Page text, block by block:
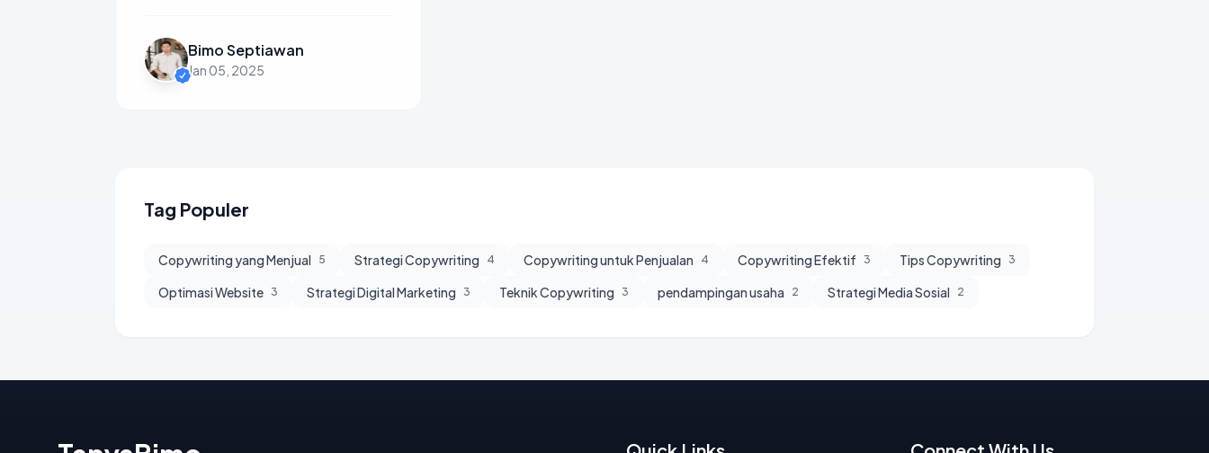
Bimo Septiawan
Jan 05, 2025
Tag Populer
Copywriting yang Menjual 5 Strategi Copywriting 4 Copywriting untuk Penjualan 4 Copywriting Efektif 3 Tips Copywriting 3
Optimasi Website 3 Strategi Digital Marketing 3 Teknik Copywriting 3 pendampingan usaha 2 Strategi Media Sosial 2